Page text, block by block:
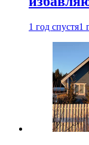
1 год спустя1